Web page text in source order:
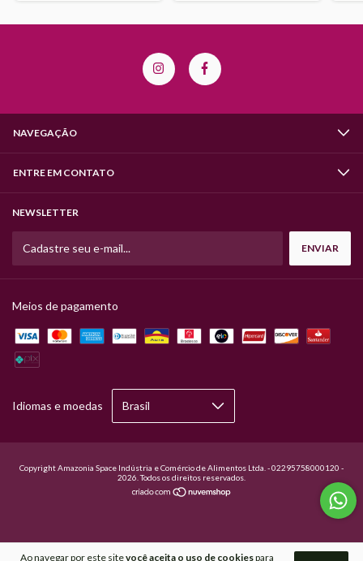
Ao navegar por este sitevocê aceita o uso de cookiespara
NAVEGAÇÃO
ENTRE EM CONTATO
NEWSLETTER
Meios de pagamento
Idiomas e moedas
Copyright Amazonia Space Indústria e Comércio de Alimentos Ltda. - 02295758000120 -
2026. Todos os direitos reservados.